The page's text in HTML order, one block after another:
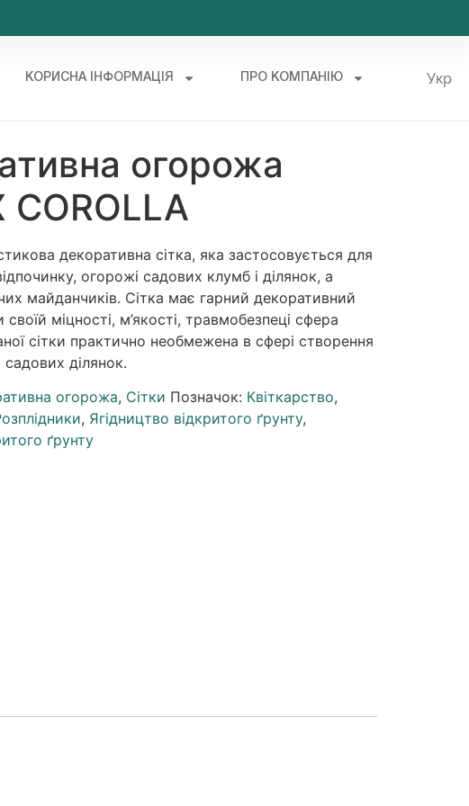
КОРИСНА ІНФОРМАЦІЯ ПРО КОМПАНІЮ Укр
Рус
огорожа
COROLLA
декоративна сітка, яка застосовується для
огорожі садових клумб і ділянок, а
майданчиків. Сітка має гарний декоративний
міцності, м’якості, травмобезпеці сфера
сітки практично необмежена в сфері створення
садових ділянок.
огорожа, Сітки Позначок: Квіткарство,
, Ягідництво відкритого ґрунту,
ґрунту